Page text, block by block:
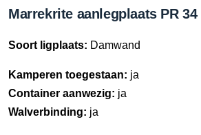
Marrekrite aanlegplaats PR 34
Soort ligplaats: Damwand
Kamperen toegestaan: ja
Container aanwezig: ja
Walverbinding: ja